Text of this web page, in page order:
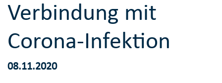
Verbindung mit
Corona-Infektion
08.11.2020